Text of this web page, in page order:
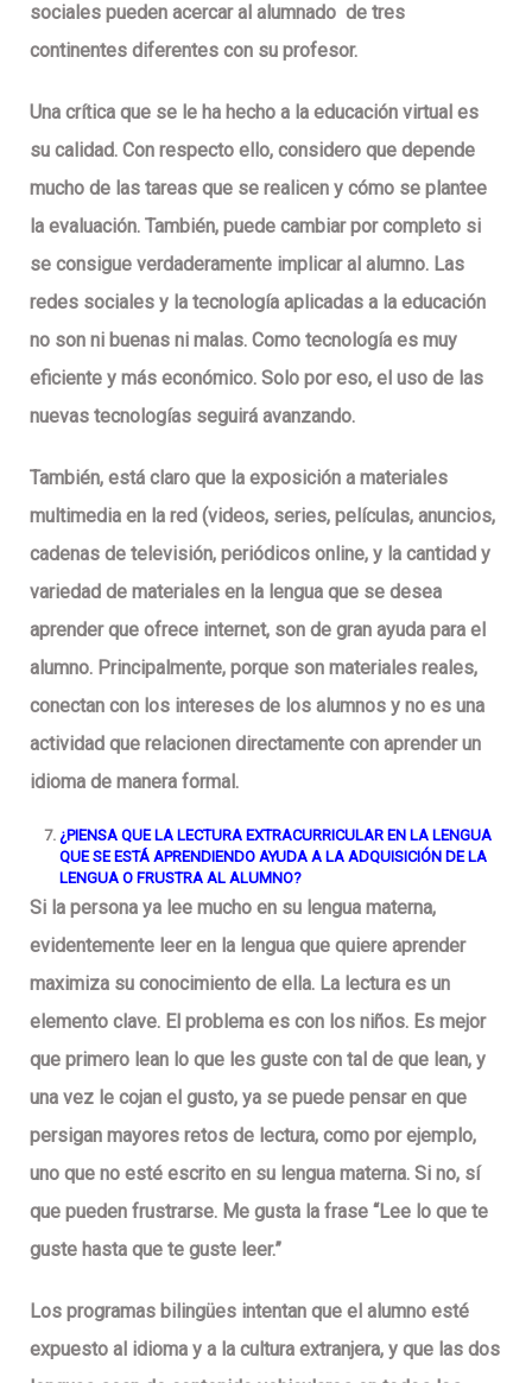
sociales pueden acercar al alumnado de tres
continentes diferentes con su profesor.
Una crítica que se le ha hecho a la educación virtual es
su calidad. Con respecto ello, considero que depende
mucho de las tareas que se realicen y cómo se plantee
la evaluación. También, puede cambiar por completo si
se consigue verdaderamente implicar al alumno. Las
redes sociales y la tecnología aplicadas a la educación
no son ni buenas ni malas. Como tecnología es muy
eficiente y más económico. Solo por eso, el uso de las
nuevas tecnologías seguirá avanzando.
También, está claro que la exposición a materiales
multimedia en la red (videos, series, películas, anuncios,
cadenas de televisión, periódicos online, y la cantidad y
variedad de materiales en la lengua que se desea
aprender que ofrece internet, son de gran ayuda para el
alumno. Principalmente, porque son materiales reales,
conectan con los intereses de los alumnos y no es una
actividad que relacionen directamente con aprender un
idioma de manera formal.
¿PIENSA QUE LA LECTURA EXTRACURRICULAR EN LA LENGUA
QUE SE ESTÁ APRENDIENDO AYUDA A LA ADQUISICIÓN DE LA
LENGUA O FRUSTRA AL ALUMNO?
Si la persona ya lee mucho en su lengua materna,
evidentemente leer en la lengua que quiere aprender
maximiza su conocimiento de ella. La lectura es un
elemento clave. El problema es con los niños. Es mejor
que primero lean lo que les guste con tal de que lean, y
una vez le cojan el gusto, ya se puede pensar en que
persigan mayores retos de lectura, como por ejemplo,
uno que no esté escrito en su lengua materna. Si no, sí
que pueden frustrarse. Me gusta la frase “Lee lo que te
guste hasta que te guste leer.”
Los programas bilingües intentan que el alumno esté
expuesto al idioma y a la cultura extranjera, y que las dos